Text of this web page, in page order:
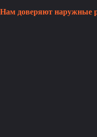
Нам доверяют наружные